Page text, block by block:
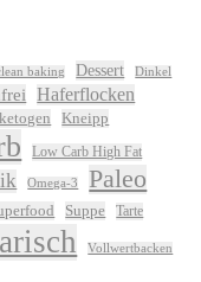
baking Dessert
Dinkel
Haferflocken
ketogen Kneipp
Low Carb High Fat
Omega-3 Paleo
Suppe Tarte
Vollwertbacken